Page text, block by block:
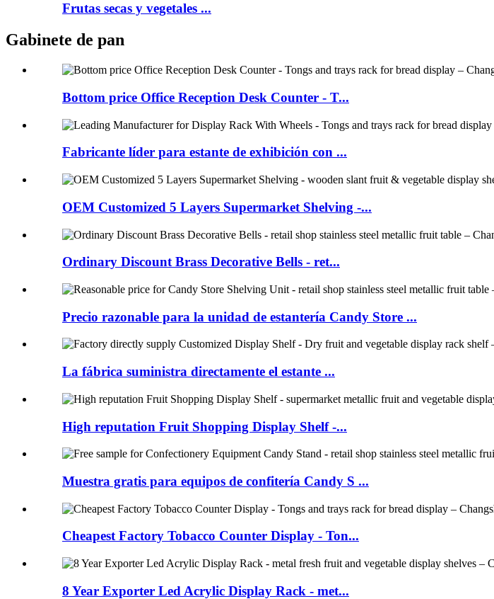
Frutas secas y vegetales ...
Gabinete de pan
Bottom price Office Reception Desk Counter - T...
Fabricante líder para estante de exhibición con ...
OEM Customized 5 Layers Supermarket Shelving -...
Ordinary Discount Brass Decorative Bells - ret...
Precio razonable para la unidad de estantería Candy Store ...
La fábrica suministra directamente el estante ...
High reputation Fruit Shopping Display Shelf -...
Muestra gratis para equipos de confitería Candy S ...
Cheapest Factory Tobacco Counter Display - Ton...
8 Year Exporter Led Acrylic Display Rack - met...